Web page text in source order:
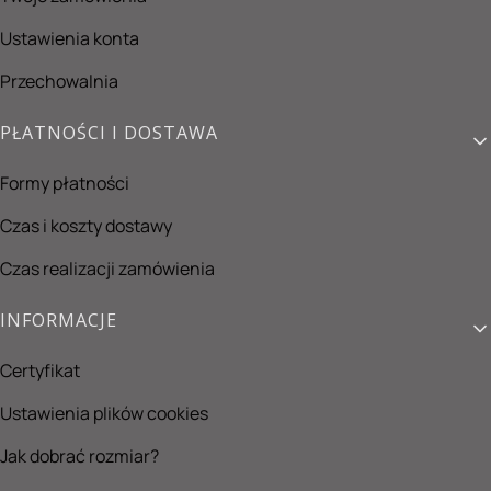
Ustawienia konta
Przechowalnia
PŁATNOŚCI I DOSTAWA
Formy płatności
Czas i koszty dostawy
Czas realizacji zamówienia
INFORMACJE
Certyfikat
Ustawienia plików cookies
Jak dobrać rozmiar?